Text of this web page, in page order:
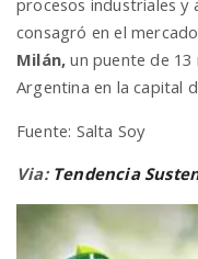
consagró en el
Milán, un puente de
Argentina en la capital
Fuente: Salta Soy
Via: Tendencia